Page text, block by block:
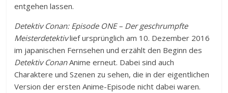
entgehen lassen.
Detektiv Conan: Episode ONE – Der geschrumpfte
Meisterdetektivlief ursprünglich am 10. Dezember 2016
im japanischen Fernsehen und erzählt den Beginn des
Detektiv ConanAnime erneut. Dabei sind auch
Charaktere und Szenen zu sehen, die in der eigentlichen
Version der ersten Anime-Episode nicht dabei waren.